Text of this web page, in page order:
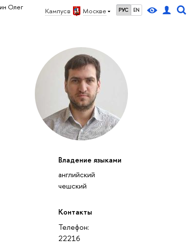
Кампус в Москве РУС EN
Олег
Владение языками
английский
чешский
Контакты
Телефон:
22216